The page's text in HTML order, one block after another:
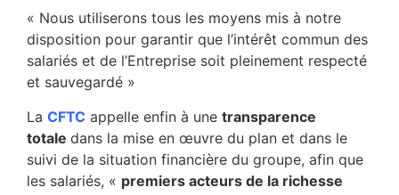
« Nous utiliserons tous les moyens mis à notre
disposition pour garantir que l’intérêt commun des
salariés et de l’Entreprise soit pleinement respecté
et sauvegardé »
La CFTC appelle enfin à une transparence
totale dans la mise en œuvre du plan et dans le
suivi de la situation financière du groupe, afin que
les salariés, « premiers acteurs de la richesse